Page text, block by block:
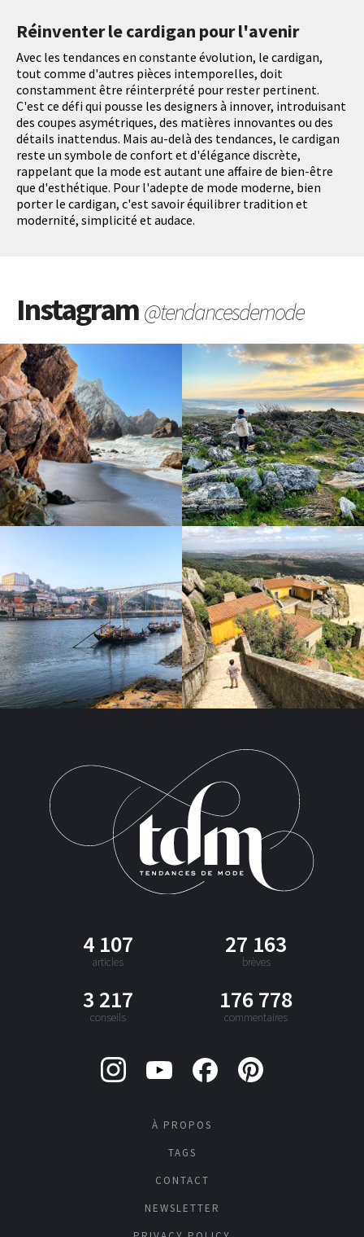
Réinventer le cardigan pour l'avenir
Avec les tendances en constante évolution, le cardigan,
tout comme d'autres pièces intemporelles, doit
constamment être réinterprété pour rester pertinent.
C'est ce défi qui pousse les designers à innover, introduisant
des coupes asymétriques, des matières innovantes ou des
détails inattendus. Mais au-delà des tendances, le cardigan
reste un symbole de confort et d'élégance discrète,
rappelant que la mode est autant une affaire de bien-être
que d'esthétique. Pour l'adepte de mode moderne, bien
porter le cardigan, c'est savoir équilibrer tradition et
modernité, simplicité et audace.
Instagram@tendancesdemode
4 107
articles
27 163
brèves
3 217
conseils
176 778
commentaires
À PROPOS
TAGS
CONTACT
NEWSLETTER